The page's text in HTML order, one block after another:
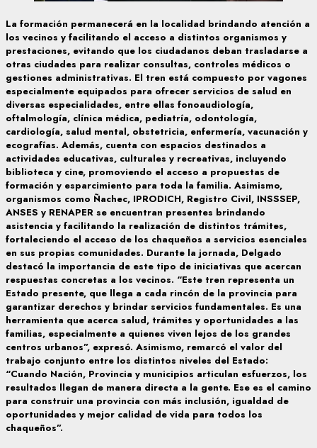
La formación permanecerá en la localidad brindando atención a
los vecinos y facilitando el acceso a distintos organismos y
prestaciones, evitando que los ciudadanos deban trasladarse a
otras ciudades para realizar consultas, controles médicos o
gestiones administrativas. El tren está compuesto por vagones
especialmente equipados para ofrecer servicios de salud en
diversas especialidades, entre ellas fonoaudiología,
oftalmología, clínica médica, pediatría, odontología,
cardiología, salud mental, obstetricia, enfermería, vacunación y
ecografías. Además, cuenta con espacios destinados a
actividades educativas, culturales y recreativas, incluyendo
biblioteca y cine, promoviendo el acceso a propuestas de
formación y esparcimiento para toda la familia. Asimismo,
organismos como Ñachec, IPRODICH, Registro Civil, INSSSEP,
ANSES y RENAPER se encuentran presentes brindando
asistencia y facilitando la realización de distintos trámites,
fortaleciendo el acceso de los chaqueños a servicios esenciales
en sus propias comunidades. Durante la jornada, Delgado
destacó la importancia de este tipo de iniciativas que acercan
respuestas concretas a los vecinos. “Este tren representa un
Estado presente, que llega a cada rincón de la provincia para
garantizar derechos y brindar servicios fundamentales. Es una
herramienta que acerca salud, trámites y oportunidades a las
familias, especialmente a quienes viven lejos de los grandes
centros urbanos”, expresó. Asimismo, remarcó el valor del
trabajo conjunto entre los distintos niveles del Estado:
“Cuando Nación, Provincia y municipios articulan esfuerzos, los
resultados llegan de manera directa a la gente. Ese es el camino
para construir una provincia con más inclusión, igualdad de
oportunidades y mejor calidad de vida para todos los
chaqueños”.